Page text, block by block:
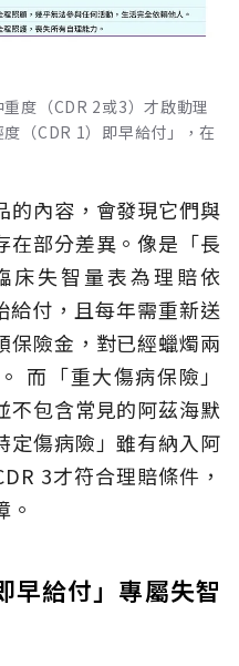
度（CDR 2或3）才啟動理
（CDR 1）即早給付」，在
的內容，會發現它們與
在部分差異。像是「長
床失智量表為理賠依
給付，且每年需重新送
保險金，對已經蠟燭兩
而「重大傷病保險」
不包含常見的阿茲海默
定傷病險」雖有納入阿
3才符合理賠條件，
。
早給付」專屬失智